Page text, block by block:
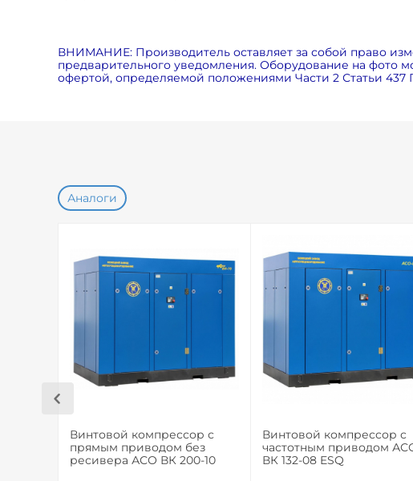
ВНИМАНИЕ: Производитель оставляет за собой право
предварительного уведомления. Оборудование на фото
офертой, определяемой положениями Части 2 Статьи 437
Аналоги
Винтовой компрессор с
прямым приводом без
ресивера АСО ВК 200-10
Винтовой компрессор с
частотным приводом
ВК 132-08 ESQ